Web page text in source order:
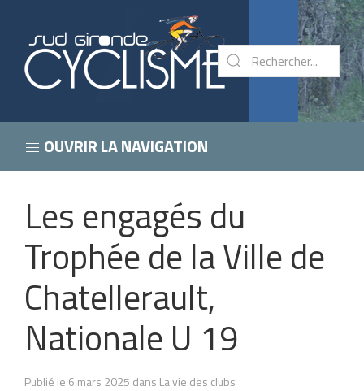
OUVRIR LA NAVIGATION
Les engagés du
Trophée de la Ville de
Chatellerault,
Nationale U 19
Publié le 6 mars 2025 dans La vie des clubs